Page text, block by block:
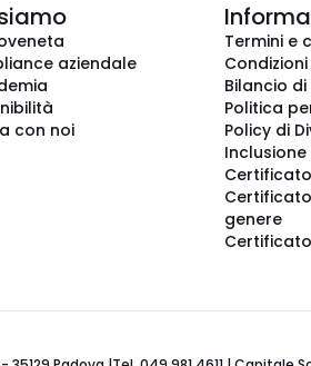
aziendale
con noi
Termini e
Bilancio
Politica
Policy di
Inclusione
genere
Certificato